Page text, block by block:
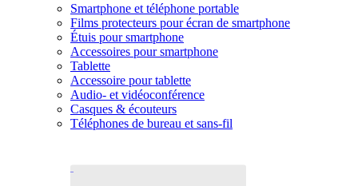
Smartphone et téléphone portable
Films protecteurs pour écran de smartphone
Étuis pour smartphone
Accessoires pour smartphone
Tablette
Accessoire pour tablette
Audio- et vidéoconférence
Casques & écouteurs
Téléphones de bureau et sans-fil